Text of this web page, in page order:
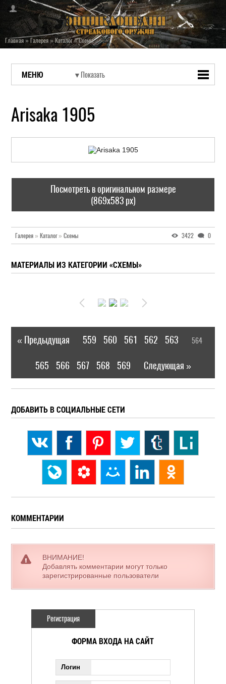
Главная»Галерея»Каталог»Схемы
МЕНЮ
Arisaka 1905
Посмотреть в оригинальном размере
(869x583 px)
Галерея » Каталог» Схемы 3422 0
МАТЕРИАЛЫ ИЗ КАТЕГОРИИ «СХЕМЫ»
« Предыдущая 559 560 561 562 563 564
565 566 567 568 569 Следующая »
ДОБАВИТЬ В СОЦИАЛЬНЫЕ СЕТИ
КОММЕНТАРИИ
ВНИМАНИЕ!
Добавлять комментарии могут только
зарегистрированные пользователи
Регистрация
ФОРМА ВХОДА НА САЙТ
Логин